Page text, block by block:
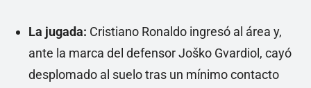
La jugada: Cristiano Ronaldo ingresó al área y,
ante la marca del defensor Joško Gvardiol, cayó
desplomado al suelo tras un mínimo contacto